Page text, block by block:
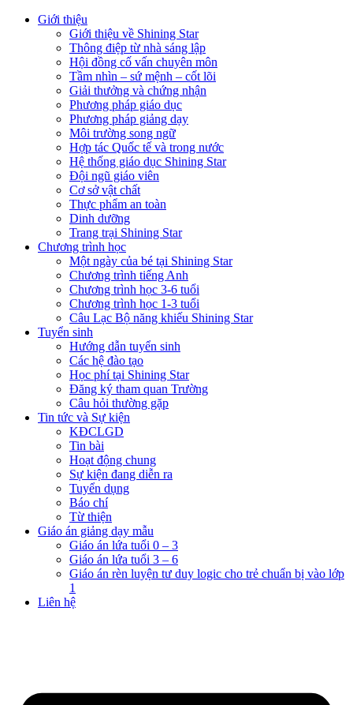
Giới thiệu
Giới thiệu về Shining Star
Thông điệp từ nhà sáng lập
Hội đồng cố vấn chuyên môn
Tầm nhìn – sứ mệnh – cốt lõi
Giải thưởng và chứng nhận
Phương pháp giáo dục
Phương pháp giảng dạy
Môi trường song ngữ
Hợp tác Quốc tế và trong nước
Hệ thống giáo dục Shining Star
Đội ngũ giáo viên
Cơ sở vật chất
Thực phẩm an toàn
Dinh dưỡng
Trang trại Shining Star
Chương trình học
Một ngày của bé tại Shining Star
Chương trình tiếng Anh
Chương trình học 3-6 tuổi
Chương trình học 1-3 tuổi
Câu Lạc Bộ năng khiếu Shining Star
Tuyển sinh
Hướng dẫn tuyển sinh
Các hệ đào tạo
Học phí tại Shining Star
Đăng ký tham quan Trường
Câu hỏi thường gặp
Tin tức và Sự kiện
KĐCLGD
Tin bài
Hoạt động chung
Sự kiện đang diễn ra
Tuyển dụng
Báo chí
Từ thiện
Giáo án giảng dạy mẫu
Giáo án lứa tuổi 0 – 3
Giáo án lứa tuổi 3 – 6
Giáo án rèn luyện tư duy logic cho trẻ chuẩn bị vào lớp
1
Liên hệ